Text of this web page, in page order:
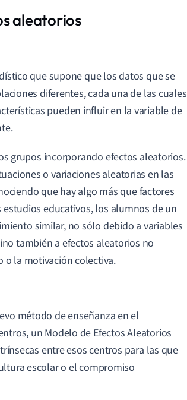
aleatorios
que supone que los datos que se
diferentes, cada una de las cuales
pueden influir en la variable de
grupos incorporando efectos aleatorios.
o variaciones aleatorias en las
que hay algo más que factores
educativos, los alumnos de un
similar, no sólo debido a variables
también a efectos aleatorios no
o la motivación colectiva.
método de enseñanza en el
un Modelo de Efectos Aleatorios
entre esos centros para las que
escolar o el compromiso